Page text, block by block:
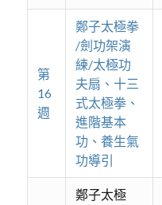
第
16
週
鄭子太極拳
/劍功架演
練/太極功
夫扇、十三
式太極拳、
進階基本
功、養生氣
功導引
鄭子太極